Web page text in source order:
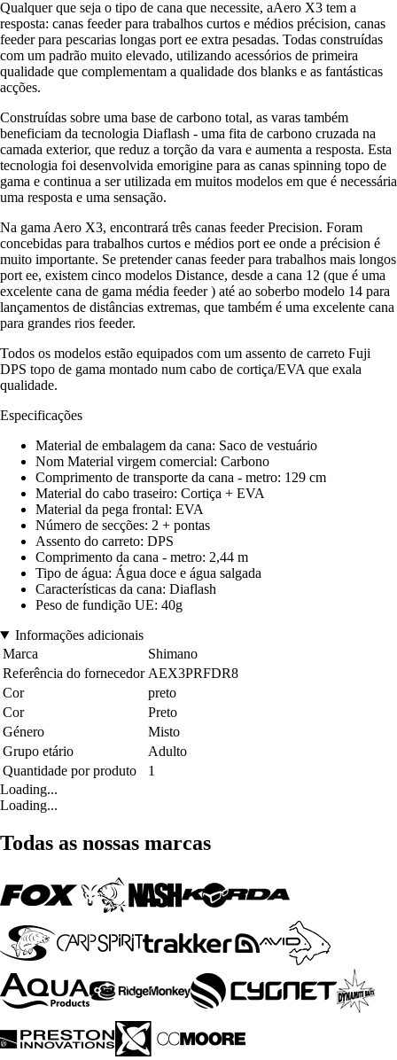
Qualquer que seja o tipo de cana que necessite, aAero X3 tem a
resposta: canas feeder para trabalhos curtos e médios précision, canas
feeder para pescarias longas port ee extra pesadas. Todas construídas
com um padrão muito elevado, utilizando acessórios de primeira
qualidade que complementam a qualidade dos blanks e as fantásticas
acções.
Construídas sobre uma base de carbono total, as varas também
beneficiam da tecnologia Diaflash - uma fita de carbono cruzada na
camada exterior, que reduz a torção da vara e aumenta a resposta. Esta
tecnologia foi desenvolvida emorigine para as canas spinning topo de
gama e continua a ser utilizada em muitos modelos em que é necessária
uma resposta e uma sensação.
Na gama Aero X3, encontrará três canas feeder Precision. Foram
concebidas para trabalhos curtos e médios port ee onde a précision é
muito importante. Se pretender canas feeder para trabalhos mais longos
port ee, existem cinco modelos Distance, desde a cana 12 (que é uma
excelente cana de gama média feeder ) até ao soberbo modelo 14 para
lançamentos de distâncias extremas, que também é uma excelente cana
para grandes rios feeder.
Todos os modelos estão equipados com um assento de carreto Fuji
DPS topo de gama montado num cabo de cortiça/EVA que exala
qualidade.
Especificações
Material de embalagem da cana: Saco de vestuário
Nom Material virgem comercial: Carbono
Comprimento de transporte da cana - metro: 129 cm
Material do cabo traseiro: Cortiça + EVA
Material da pega frontal: EVA
Número de secções: 2 + pontas
Assento do carreto: DPS
Comprimento da cana - metro: 2,44 m
Tipo de água: Água doce e água salgada
Características da cana: Diaflash
Peso de fundição UE: 40g
Informações adicionais
Marca
Shimano
Referência do fornecedor AEX3PRFDR8
Cor
preto
Cor
Preto
Género
Misto
Grupo etário
Adulto
Quantidade por produto
1
Loading...
Loading...
Todas as nossas marcas